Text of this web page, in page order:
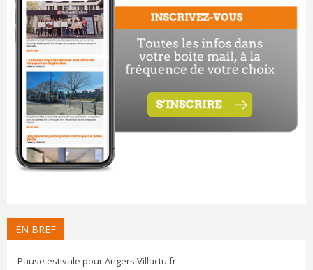
EN BREF
Pause estivale pour Angers.Villactu.fr